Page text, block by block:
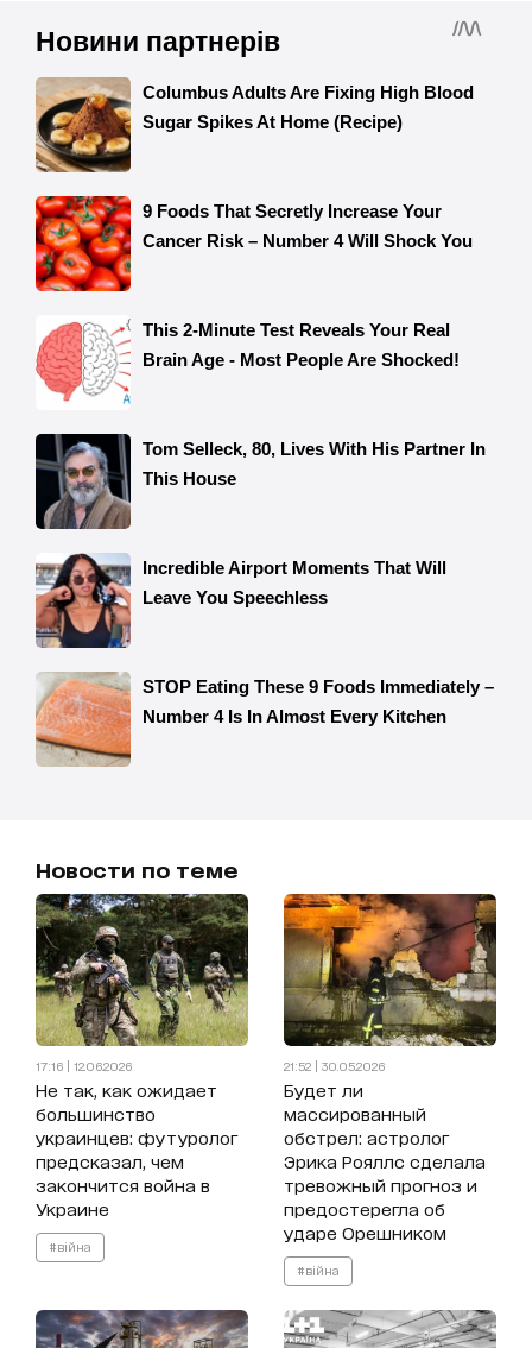
Новости по теме
17:16 | 12.06.2026
Не так, как ожидает
большинство
украинцев: футуролог
предсказал, чем
закончится война в
Украине
#війна
21:52 | 30.05.2026
Будет ли
массированный
обстрел: астролог
Эрика Рояллс сделала
тревожный прогноз и
предостерегла об
ударе Орешником
#війна